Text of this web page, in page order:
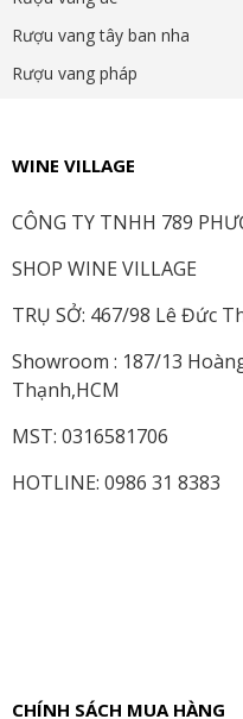
Rượu vang tây ban nha
Rượu vang pháp
WINE VILLAGE
CÔNG TY TNHH 789
SHOP WINE VILLAGE
TRỤ SỞ: 467/98 Lê Đức
Showroom : 187/13
Thạnh,HCM
MST: 0316581706
HOTLINE: 0986 31 8383
CHÍNH SÁCH MUA HÀNG